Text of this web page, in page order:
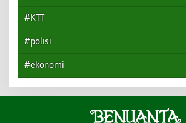
#KTT
#polisi
#ekonomi